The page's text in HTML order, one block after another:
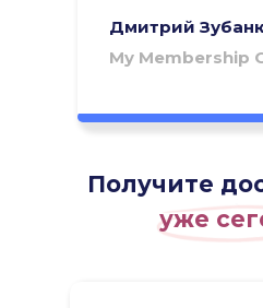
Дмитрий
My Membership
Получите
уже